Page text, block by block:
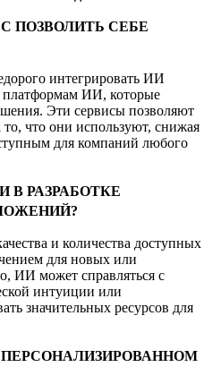
ПОЗВОЛИТЬ СЕБЕ
интегрировать ИИ
платформам ИИ, которые
Эти сервисы позволяют
то, что они используют, снижая
для компаний любого
В РАЗРАБОТКЕ
и количества доступных
для новых или
ИИ может справляться с
интуиции или
значительных ресурсов для